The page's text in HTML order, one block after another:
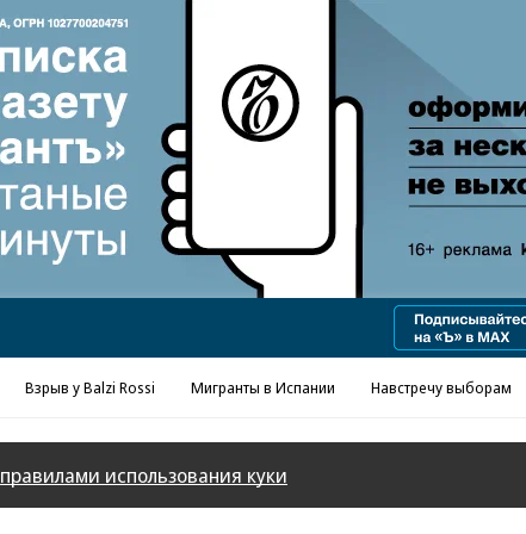
Реклама в «Ъ» www.kommersant.ru/ad
Взрыв у Balzi Rossi Мигранты в Испании Навстречу выборам
правилами использования куки